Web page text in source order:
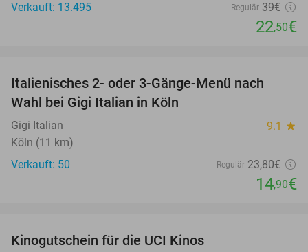
Verkauft: 13.495
Regulär 39€
22,50€
Italienisches 2- oder 3-Gänge-Menü nach
Wahl bei Gigi Italian in Köln
Gigi Italian 9.1 star
Köln (11 km)
Verkauft: 50
Regulär 23,80€
14,90€
Kinogutschein für die UCI Kinos